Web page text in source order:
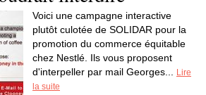
Voici une campagne interactive
plutôt culotée de SOLIDAR pour la
promotion du commerce équitable
chez Nestlé. Ils vous proposent
d'interpeller par mail Georges...
Lire
la suite